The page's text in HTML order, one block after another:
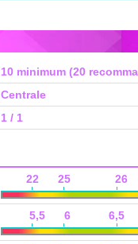
10 minimum (20
Centrale
1 / 1
22 25 26
5,5 6 6,5